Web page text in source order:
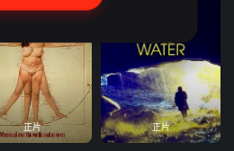
正片 正片